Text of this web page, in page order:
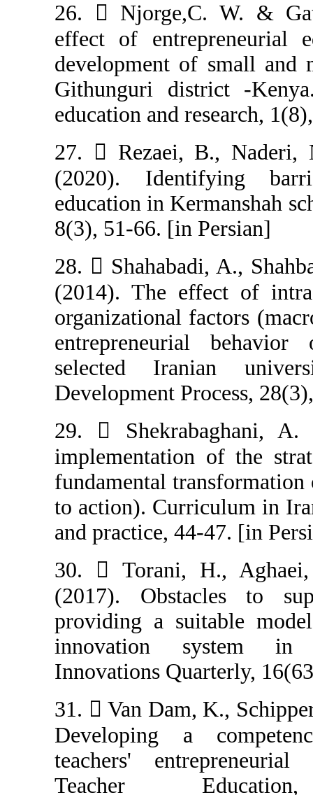
26. 
effect of
development
Githunguri
education and
27.  Rezaei,
(2020).
education in
8(3), 51-66. [in
28. 
(2014). The
organizational
selected
Development
29. 
fundamental
to action).
and practice,
30.  Torani,
(2017).
providing a
innovation
Innovations
31.  Van Dam,
Developing
teachers'
Teacher